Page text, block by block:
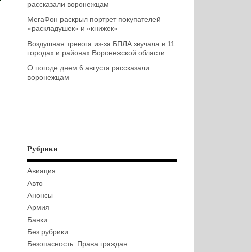
рассказали воронежцам
МегаФон раскрыл портрет покупателей
«раскладушек» и «книжек»
Воздушная тревога из-за БПЛА звучала в 11
городах и районах Воронежской области
О погоде днем 6 августа рассказали
воронежцам
Рубрики
Авиация
Авто
Анонсы
Армия
Банки
Без рубрики
Безопасность. Права граждан